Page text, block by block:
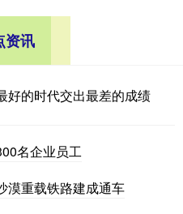
资讯
好的时代交出最差的成绩
名企业员工
漠重载铁路建成通车